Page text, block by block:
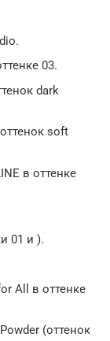
03.
dark
soft
в оттенке
01 и ).
All в оттенке
(оттенок